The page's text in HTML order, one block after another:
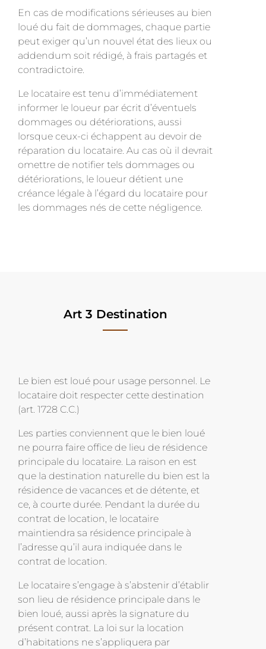
En cas de modifications sérieuses au bien
loué du fait de dommages, chaque partie
peut exiger qu’un nouvel état des lieux ou
addendum soit rédigé, à frais partagés et
contradictoire.
Le locataire est tenu d’immédiatement
informer le loueur par écrit d’éventuels
dommages ou détériorations, aussi
lorsque ceux-ci échappent au devoir de
réparation du locataire. Au cas où il devrait
omettre de notifier tels dommages ou
détériorations, le loueur détient une
créance légale à l’égard du locataire pour
les dommages nés de cette négligence.
Art 3 Destination
Le bien est loué pour usage personnel. Le
locataire doit respecter cette destination
(art. 1728 C.C.)
Les parties conviennent que le bien loué
ne pourra faire office de lieu de résidence
principale du locataire. La raison en est
que la destination naturelle du bien est la
résidence de vacances et de détente, et
ce, à courte durée. Pendant la durée du
contrat de location, le locataire
maintiendra sa résidence principale à
l’adresse qu’il aura indiquée dans le
contrat de location.
Le locataire s’engage à s’abstenir d’établir
son lieu de résidence principale dans le
bien loué, aussi après la signature du
présent contrat. La loi sur la location
d’habitations ne s’appliquera par